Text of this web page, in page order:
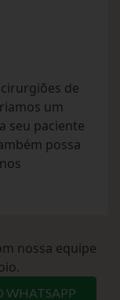
de
um
seu paciente
possa
nossa equipe
WHATSAPP